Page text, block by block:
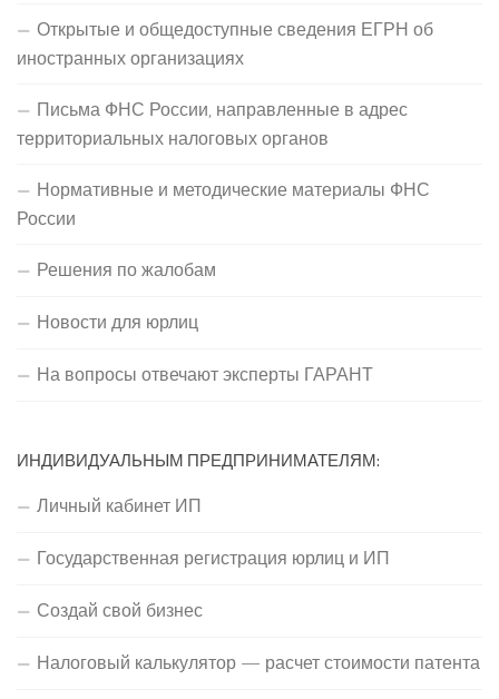
Открытые и общедоступные сведения ЕГРН об
иностранных организациях
Письма ФНС России, направленные в адрес
территориальных налоговых органов
Нормативные и методические материалы ФНС
России
Решения по жалобам
Новости для юрлиц
На вопросы отвечают эксперты ГАРАНТ
ИНДИВИДУАЛЬНЫМ ПРЕДПРИНИМАТЕЛЯМ:
Личный кабинет ИП
Государственная регистрация юрлиц и ИП
Создай свой бизнес
Налоговый калькулятор — расчет стоимости патента